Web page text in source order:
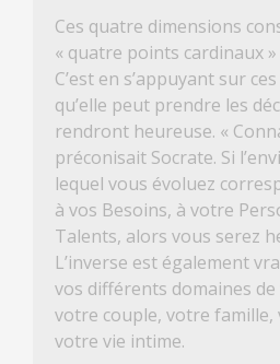
Ces quatre dimensions
« quatre points cardinaux
C’est en s’appuyant sur
qu’elle peut prendre les
rendront heureuse. «
préconisait Socrate. Si
lequel vous évoluez
à vos Besoins, à votre
Talents, alors vous serez
L’inverse est également
vos différents domaines
votre couple, votre famille,
votre vie intime.